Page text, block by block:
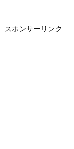
スポンサーリンク